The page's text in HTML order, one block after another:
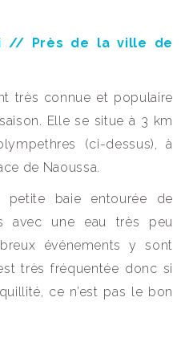
// Près de la ville de
très connue et populaire
Elle se situe à 3 km
(ci-dessus), à
de Naoussa.
baie entourée de
avec une eau très peu
événements y sont
très fréquentée donc si
ce n’est pas le bon